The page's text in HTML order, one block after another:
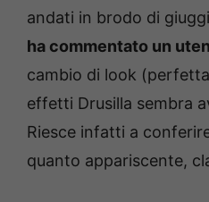
andati in brodo di
ha commentato un
cambio di look
effetti Drusilla sembra
Riesce infatti a
quanto appariscente,